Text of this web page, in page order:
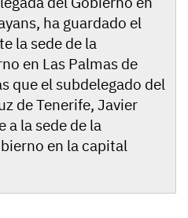
ha guardado el
la sede de la
en Las Palmas de
que el subdelegado del
de Tenerife, Javier
a la sede de la
en la capital